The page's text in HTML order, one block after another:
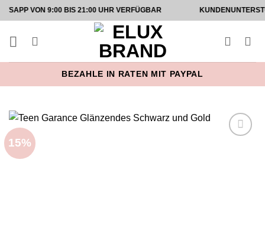
Zum
Inhalt
springen
VON 9:00 BIS 21:00 UHR VERFÜGBAR
BEZAHLE IN RATEN MIT PAYPAL
15%